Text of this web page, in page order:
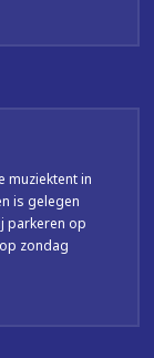
muziektent in
is gelegen
parkeren op
zondag